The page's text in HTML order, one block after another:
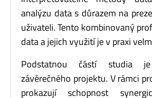
analýzu data s důrazem na
uživateli. Tento kombinovaný
data a jejich využití je v praxi
Podstatnou částí studia je
závěrečného projektu. V rámci
prokazují schopnost